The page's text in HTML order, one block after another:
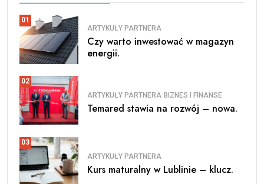
01
ARTYKUŁY PARTNERA
Czy warto inwestować w magazyn
energii.
02
ARTYKUŁY PARTNERA BIZNES I FINANSE
Temared stawia na rozwój – nowa.
03
ARTYKUŁY PARTNERA
Kurs maturalny w Lublinie – klucz.